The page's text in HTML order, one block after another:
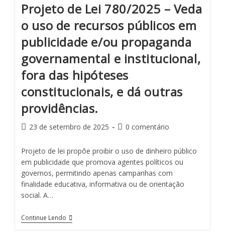
Projeto de Lei 780/2025 – Veda
o uso de recursos públicos em
publicidade e/ou propaganda
governamental e institucional,
fora das hipóteses
constitucionais, e dá outras
providências.
23 de setembro de 2025 0 comentário
Projeto de lei propõe proibir o uso de dinheiro público
em publicidade que promova agentes políticos ou
governos, permitindo apenas campanhas com
finalidade educativa, informativa ou de orientação
social. A…
Continue Lendo